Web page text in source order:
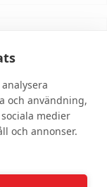
och användning,
medier
och annonser.